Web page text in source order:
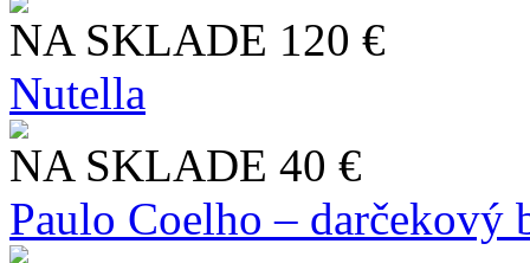
NA SKLADE 120 €
Nutella
NA SKLADE 40 €
Paulo Coelho – darčekový